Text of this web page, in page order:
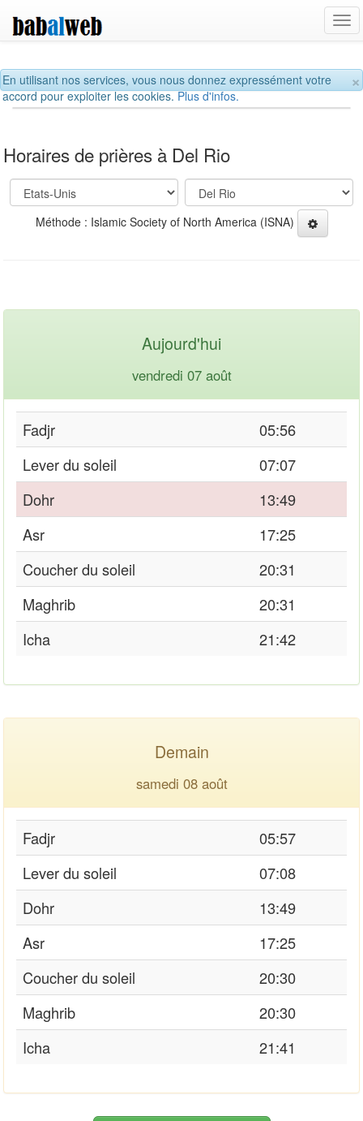
×
En utilisant nos services, vous nous donnez expressément votre
accord pour exploiter les cookies.Plus d'infos.
Horaires de prières à Del Rio
Méthode : Islamic Society of North America (ISNA)
Aujourd'hui
vendredi 07 août
Fadjr
05:56
Lever du soleil
07:07
Dohr
13:49
Asr
17:25
Coucher du soleil
20:31
Maghrib
20:31
Icha
21:42
Demain
samedi 08 août
Fadjr
05:57
Lever du soleil
07:08
Dohr
13:49
Asr
17:25
Coucher du soleil
20:30
Maghrib
20:30
Icha
21:41